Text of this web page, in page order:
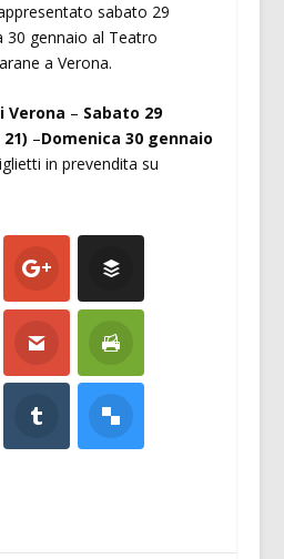
sabato 29
30 gennaio al Teatro
a Verona.
Verona – Sabato 29
–Domenica 30 gennaio
in prevendita su